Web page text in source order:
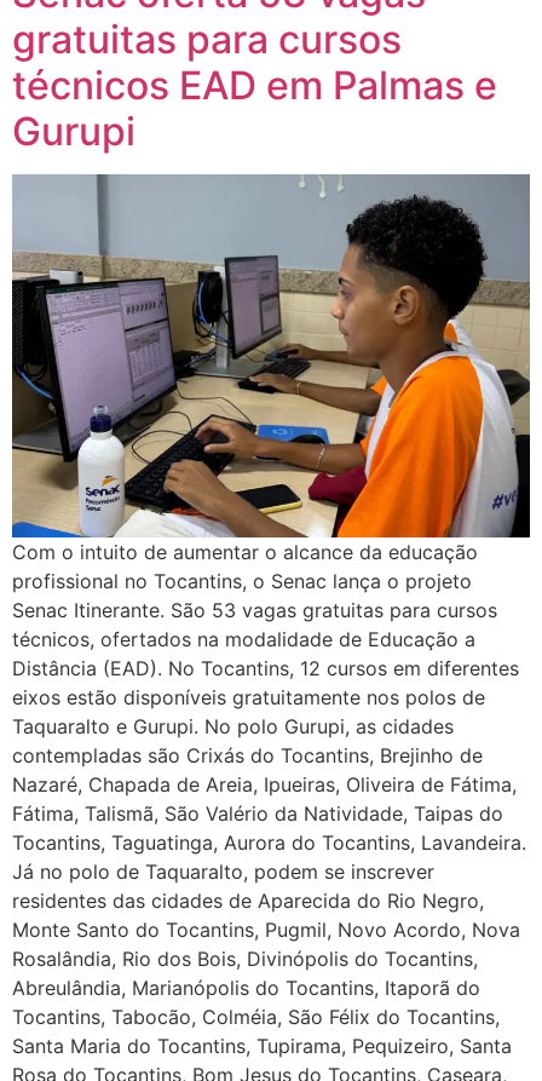
gratuitas para cursos
técnicos EAD em Palmas e
Gurupi
Com o intuito de aumentar o alcance da educação
profissional no Tocantins, o Senac lança o projeto
Senac Itinerante. São 53 vagas gratuitas para cursos
técnicos, ofertados na modalidade de Educação a
Distância (EAD). No Tocantins, 12 cursos em diferentes
eixos estão disponíveis gratuitamente nos polos de
Taquaralto e Gurupi. No polo Gurupi, as cidades
contempladas são Crixás do Tocantins, Brejinho de
Nazaré, Chapada de Areia, Ipueiras, Oliveira de Fátima,
Fátima, Talismã, São Valério da Natividade, Taipas do
Tocantins, Taguatinga, Aurora do Tocantins, Lavandeira.
Já no polo de Taquaralto, podem se inscrever
residentes das cidades de Aparecida do Rio Negro,
Monte Santo do Tocantins, Pugmil, Novo Acordo, Nova
Rosalândia, Rio dos Bois, Divinópolis do Tocantins,
Abreulândia, Marianópolis do Tocantins, Itaporã do
Tocantins, Tabocão, Colméia, São Félix do Tocantins,
Santa Maria do Tocantins, Tupirama, Pequizeiro, Santa
Rosa do Tocantins, Bom Jesus do Tocantins, Caseara,